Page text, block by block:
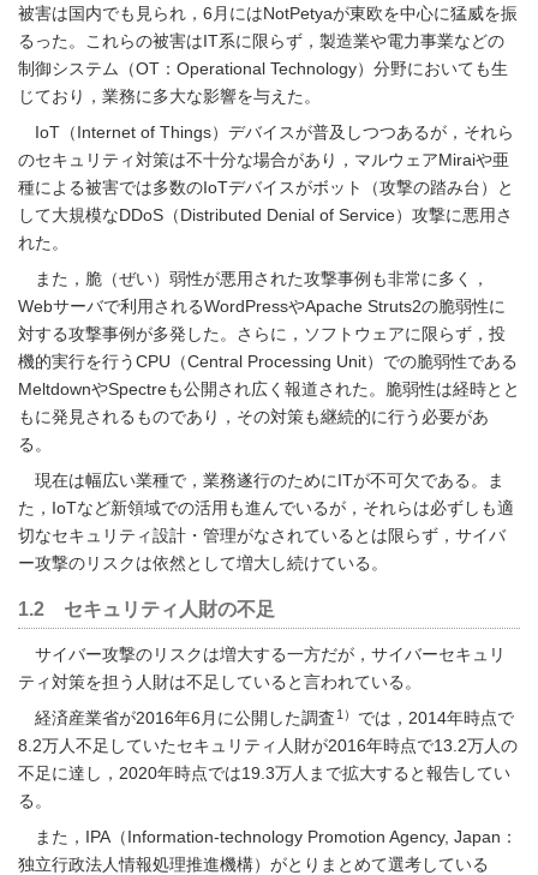
被害は国内でも見られ，6月にはNotPetyaが東欧を中心に猛威を振
るった。これらの被害はIT系に限らず，製造業や電力事業などの
制御システム（OT：Operational Technology）分野においても生
じており，業務に多大な影響を与えた。
IoT（Internet of Things）デバイスが普及しつつあるが，それら
のセキュリティ対策は不十分な場合があり，マルウェアMiraiや亜
種による被害では多数のIoTデバイスがボット（攻撃の踏み台）と
して大規模なDDoS（Distributed Denial of Service）攻撃に悪用さ
れた。
また，脆（ぜい）弱性が悪用された攻撃事例も非常に多く，
Webサーバで利用されるWordPressやApache Struts2の脆弱性に
対する攻撃事例が多発した。さらに，ソフトウェアに限らず，投
機的実行を行うCPU（Central Processing Unit）での脆弱性である
MeltdownやSpectreも公開され広く報道された。脆弱性は経時とと
もに発見されるものであり，その対策も継続的に行う必要があ
る。
現在は幅広い業種で，業務遂行のためにITが不可欠である。ま
た，IoTなど新領域での活用も進んでいるが，それらは必ずしも適
切なセキュリティ設計・管理がなされているとは限らず，サイバ
ー攻撃のリスクは依然として増大し続けている。
1.2 セキュリティ人財の不足
サイバー攻撃のリスクは増大する一方だが，サイバーセキュリ
ティ対策を担う人財は不足していると言われている。
経済産業省が2016年6月に公開した調査 1）
では，2014年時点で
8.2万人不足していたセキュリティ人財が2016年時点で13.2万人の
不足に達し，2020年時点では19.3万人まで拡大すると報告してい
る。
また，IPA（Information-technology Promotion Agency, Japan：
独立行政法人情報処理推進機構）がとりまとめて選考している